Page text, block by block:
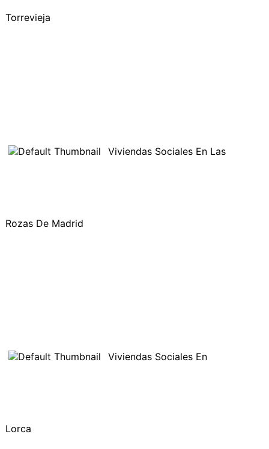
Torrevieja
Viviendas Sociales En Las
Rozas De Madrid
Viviendas Sociales En
Lorca